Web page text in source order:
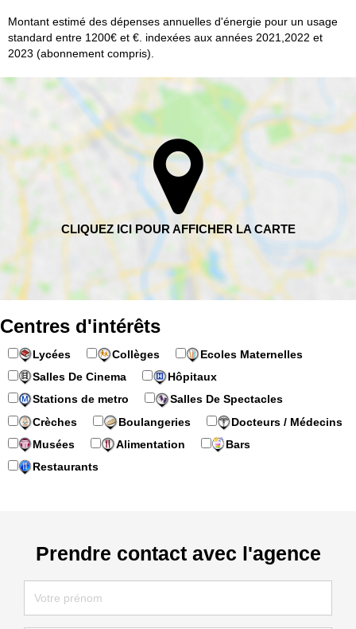
Montant estimé des dépenses annuelles d'énergie pour un usage
standard entre 1200€ et €. indexées aux années 2021,2022 et
2023 (abonnement compris).
Centres d'intérêts
Lycées Collèges
Ecoles Maternelles
Salles De Cinema
Hôpitaux
Stations de metro
Salles De Spectacles
Crèches
Boulangeries
Docteurs / Médecins
Musées
Alimentation
Bars
Restaurants
Prendre contact avec l'agence